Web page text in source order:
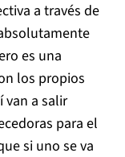
a través de
es una
los propios
van a salir
para el
si uno se va